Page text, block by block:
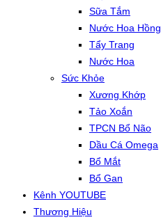
Sữa Tắm
Nước Hoa Hồng
Tẩy Trang
Nước Hoa
Sức Khỏe
Xương Khớp
Tảo Xoắn
TPCN Bổ Não
Dầu Cá Omega
Bổ Mắt
Bổ Gan
Kênh YOUTUBE
Thương Hiệu